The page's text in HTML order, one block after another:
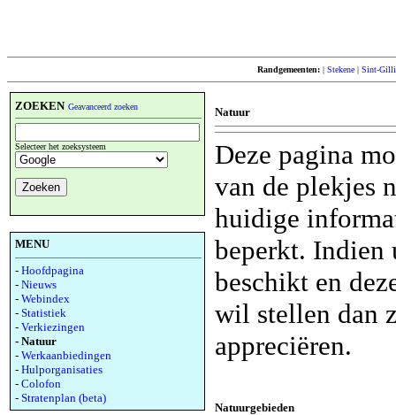
Randgemeenten: | Stekene | Sint-
ZOEKEN Geavanceerd zoeken
Selecteer het zoeksysteem
MENU
- Hoofdpagina
- Nieuws
- Webindex
- Statistiek
- Verkiezingen
- Natuur
- Werkaanbiedingen
- Hulporganisaties
- Colofon
- Stratenplan (beta)
Natuur
Deze pagina
van de plekjes
huidige
beperkt. Indien
beschikt en
wil stellen dan
appreciëren.
Natuurgebieden